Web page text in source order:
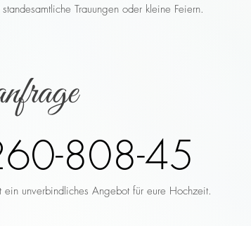
Trauungen oder kleine Feiern.
808-45
unverbindliches Angebot für eure Hochzeit.